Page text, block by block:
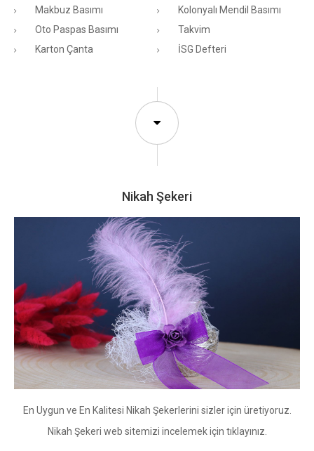
Makbuz Basımı
Kolonyalı Mendil Basımı
Oto Paspas Basımı
Takvim
Karton Çanta
İSG Defteri
Nikah Şekeri
En Uygun ve En Kalitesi Nikah Şekerlerini sizler için üretiyoruz.
Nikah Şekeri web sitemizi incelemek için tıklayınız.